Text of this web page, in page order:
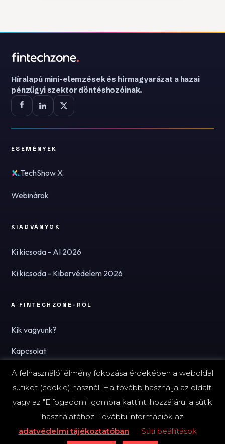
Híralapú mini-elemzések és hírmagyarázat a hazai
pénzügyi szektor döntéshozóinak.
ESEMÉNYEK
TechShow X.
Webinárok
KIADVÁNYOK
Ki kicsoda - AI 2026
Ki kicsoda - Kibervédelem 2026
A FINTECHZONE-RÓL
Kik vagyunk?
Kapcsolat
Hírlevél
© 2026 FinTechZone.hu - A FinTech Group Kft.
A felhasználói élmény fokozása érdekében a weboldal
sütiket (cookie) használ. Ha tovább használja az oldalt,
vagy az "Elfogadom" gombra kattint, hozzájárul a sütik
használatához. További információk az
adatvédelmi tájékoztatóban
Süti beállítások